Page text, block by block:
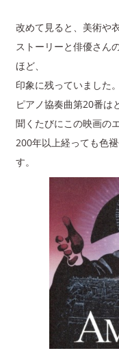
改めて見ると、美術や
ストーリーと俳優さん
ほど、
印象に残っていました。
ピアノ協奏曲第20番は
聞くたびにこの映画の
200年以上経っても色
す。